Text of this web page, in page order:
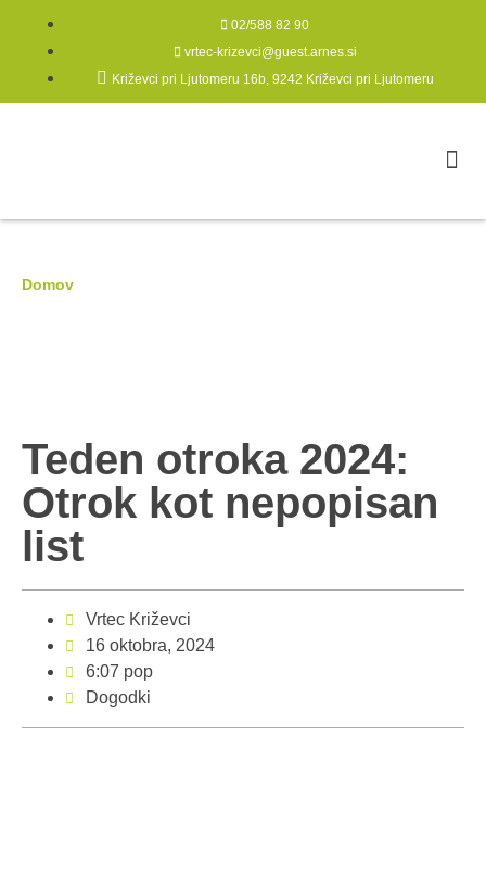
02/588 82 90
vrtec-krizevci@guest.arnes.si
Križevci pri Ljutomeru 16b, 9242 Križevci pri Ljutomeru
Domov
Teden otroka 2024:
Otrok kot nepopisan
list
Vrtec Križevci
16 oktobra, 2024
6:07 pop
Dogodki